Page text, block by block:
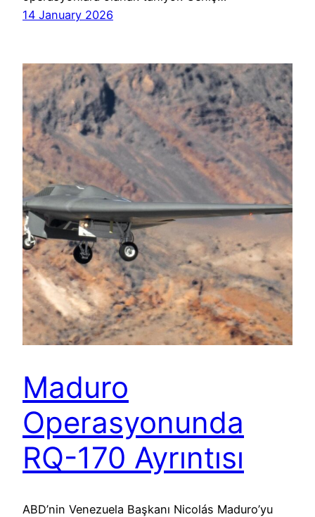
14 January 2026
Maduro
Operasyonunda
RQ-170 Ayrıntısı
ABD’nin Venezuela Başkanı Nicolás Maduro’yu